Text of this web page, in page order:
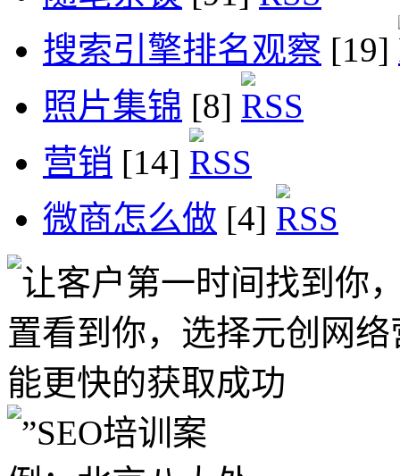
搜索引擎排名观察 [19]
照片集锦 [8]
营销 [14]
微商怎么做 [4]